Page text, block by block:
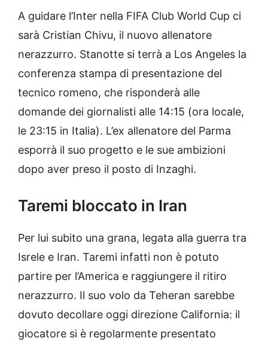
A guidare l’Inter nella FIFA Club World Cup ci
sarà Cristian Chivu, il nuovo allenatore
nerazzurro. Stanotte si terrà a Los Angeles la
conferenza stampa di presentazione del
tecnico romeno, che risponderà alle
domande dei giornalisti alle 14:15 (ora locale,
le 23:15 in Italia). L’ex allenatore del Parma
esporrà il suo progetto e le sue ambizioni
dopo aver preso il posto di Inzaghi.
Taremi bloccato in Iran
Per lui subito una grana, legata alla guerra tra
Isrele e Iran. Taremi infatti non è potuto
partire per l’America e raggiungere il ritiro
nerazzurro. Il suo volo da Teheran sarebbe
dovuto decollare oggi direzione California: il
giocatore si è regolarmente presentato